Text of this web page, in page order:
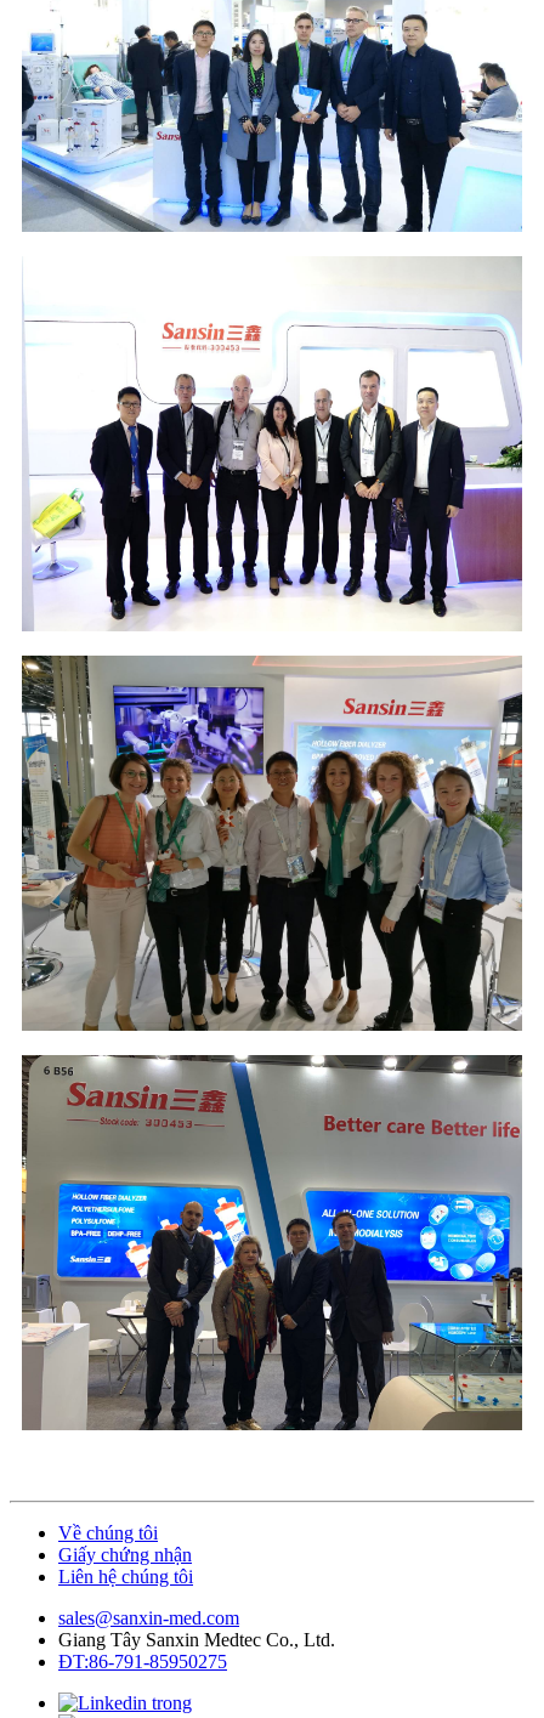
Về chúng tôi
Giấy chứng nhận
Liên hệ chúng tôi
sales@sanxin-med.com
Giang Tây Sanxin Medtec Co., Ltd.
ĐT:86-791-85950275